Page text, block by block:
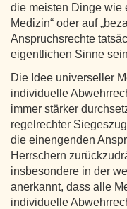
die meisten Dinge wie
Medizin“ oder auf
Anspruchsrechte
eigentlichen Sinne
Die Idee universeller
individuelle
immer stärker
regelrechter
die einengenden
Herrschern
insbesondere in der
anerkannt, dass alle
individuelle